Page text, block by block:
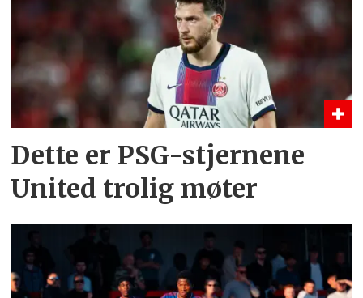
Dette er PSG-stjernene
United trolig møter